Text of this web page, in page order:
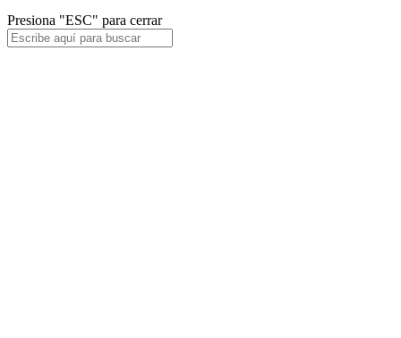
Presiona "ESC" para cerrar